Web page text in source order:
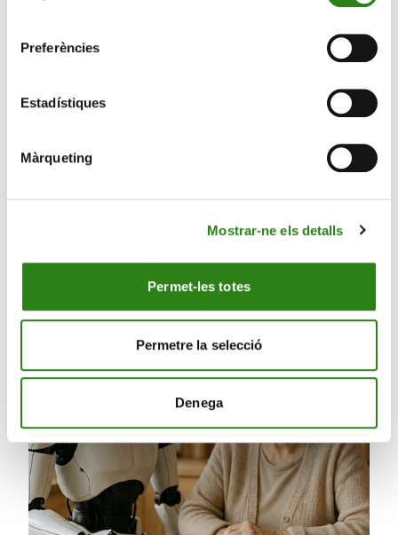
Preferències
Estadístiques
Màrqueting
Mostrar-ne els detalls
Permet-les totes
Permetre la selecció
Denega
28 Gen. 2026 2 min
Creand Fundació organitza una conferència sobre